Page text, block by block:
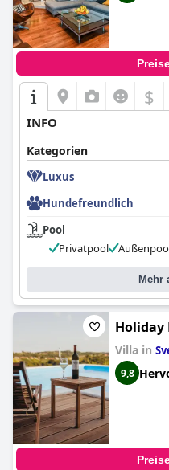
$
INFO
Kategorien
Luxus
Hundefreundlich
Pool
Privatpool
Mehr
Holiday
Villa in
9,8